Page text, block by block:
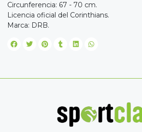
Circunferencia: 67 - 70 cm.
Licencia oficial del Corinthians.
Marca: DRB.